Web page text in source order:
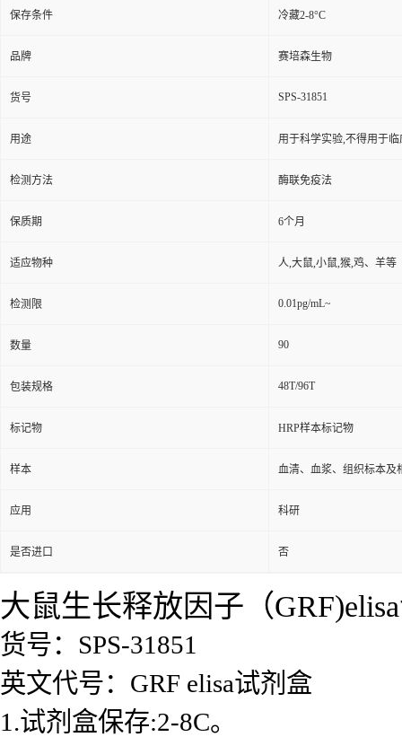
保存条件 冷藏2-8°C
品牌 赛培森生物
货号 SPS-31851
用途 用于科学实验,不得用于临
检测方法 酶联免疫法
保质期 6个月
适应物种 人,大鼠,小鼠,猴,鸡、羊等
检测限 0.01pg/mL~
数量 90
包装规格 48T/96T
标记物 HRP样本标记物
样本 血清、血浆、组织标本及
应用 科研
是否进口 否
大鼠生长释放因子（
货号：SPS-31851
英文代号：GRF elisa试剂盒
1.试剂盒保存:2-8C。